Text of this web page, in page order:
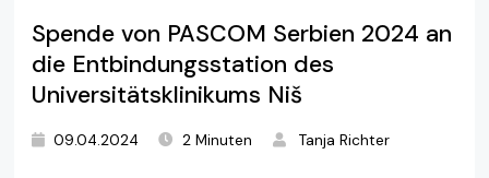
Spende von PASCOM Serbien 2024 an
die Entbindungsstation des
Universitätsklinikums Niš
09.04.2024 2 Minuten Tanja Richter